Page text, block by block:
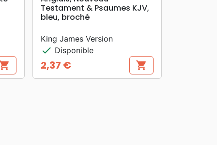
Testament & Psaumes KJV,
bleu, broché
King James Version
check Disponible
Prix
2,37 € shopping_cart